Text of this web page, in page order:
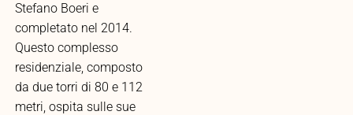
Stefano Boeri e
completato nel 2014.
Questo complesso
residenziale, composto
da due torri di 80 e 112
metri, ospita sulle sue